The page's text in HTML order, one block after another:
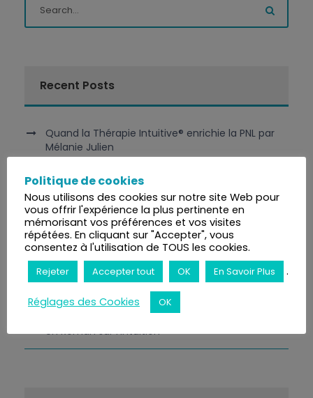
Recent Posts
Quand la Thérapie Intuitive® enrichie la PNL par
Mélanie Julien
Thérapie Intuitive® et Shiastu par Virginie Breton
La valeur personnelle : Cultiver son propre jardin
plutôt que se comparer aux autres
Respirez votre chemin vers un bien-être
révolutionnaire : découvrez le pouvoir du
Breathwork
Un Roman sur l’Intuition
Politique de cookies
Nous utilisons des cookies sur notre site Web pour
vous offrir l'expérience la plus pertinente en
mémorisant vos préférences et vos visites
répétées. En cliquant sur "Accepter", vous
consentez à l'utilisation de TOUS les cookies.
Rejeter Accepter tout OK En Savoir Plus .
Réglages des Cookies OK